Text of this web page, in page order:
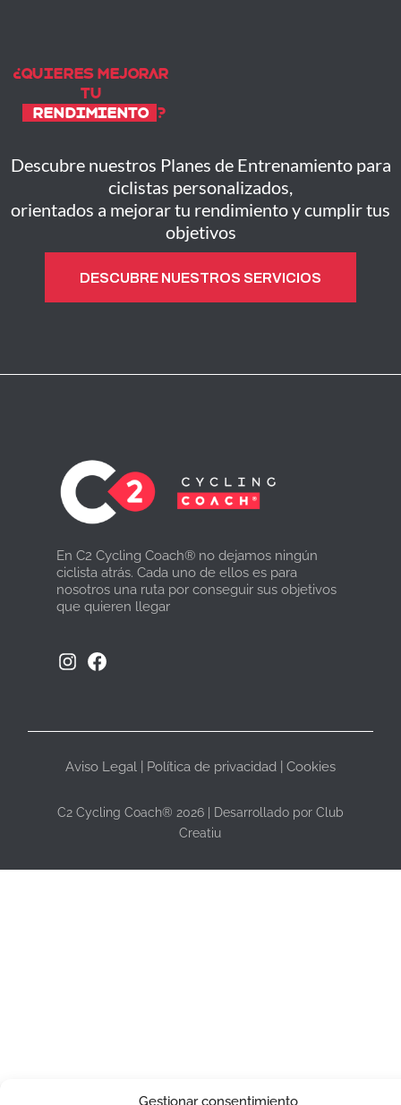
Gestionar consentimiento
¿Quieres mejorar
tu
rendimiento ?
Descubre nuestros Planes de Entrenamiento para
ciclistas personalizados,
orientados a mejorar tu rendimiento y cumplir tus
objetivos
DESCUBRE NUESTROS SERVICIOS
En C2 Cycling Coach® no dejamos ningún
ciclista atrás. Cada uno de ellos es para
nosotros una ruta por conseguir sus objetivos
que quieren llegar
Aviso Legal Política de privacidad Cookies
C2 Cycling Coach® 2026 | Desarrollado por Club
Creatiu